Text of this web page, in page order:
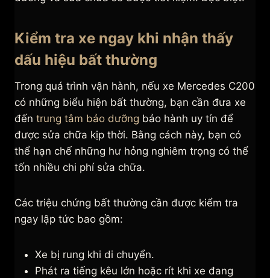
Kiểm tra xe ngay khi nhận thấy
dấu hiệu bất thường
Trong quá trình vận hành, nếu xe Mercedes C200
có những biểu hiện bất thường, bạn cần đưa xe
đến trung tâm bảo dưỡng bảo hành uy tín để
được sửa chữa kịp thời. Bằng cách này, bạn có
thể hạn chế những hư hỏng nghiêm trọng có thể
tốn nhiều chi phí sửa chữa.
Các triệu chứng bất thường cần được kiểm tra
ngay lập tức bao gồm:
Xe bị rung khi di chuyển.
Phát ra tiếng kêu lớn hoặc rít khi xe đang